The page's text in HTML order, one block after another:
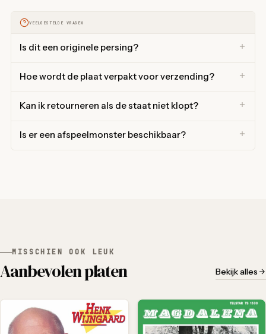
VEELGESTELDE VRAGEN
Is dit een originele persing?
Hoe wordt de plaat verpakt voor verzending?
Kan ik retourneren als de staat niet klopt?
Is er een afspeelmonster beschikbaar?
MISSCHIEN OOK LEUK
Aanbevolen platen Bekijk alles